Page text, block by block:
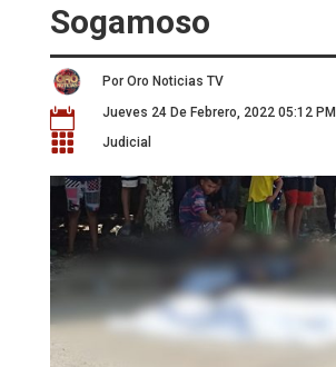
Sogamoso
Por Oro Noticias TV
 Jueves 24 De Febrero, 2022 05:12 PM
 Judicial